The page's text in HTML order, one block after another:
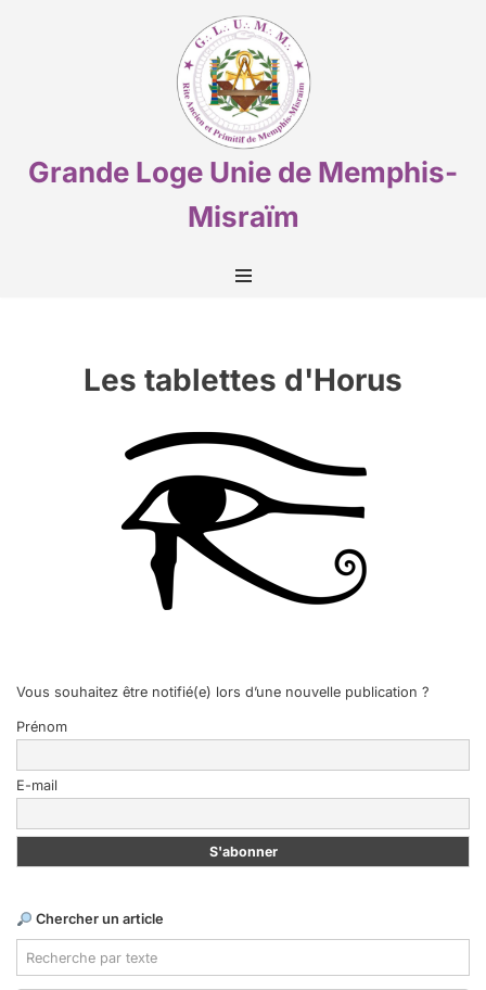
Grande Loge Unie de Memphis-
Misraïm
Les tablettes d'Horus
Vous souhaitez être notifié(e) lors d’une nouvelle publication ?
Prénom
E-mail
Chercher un article